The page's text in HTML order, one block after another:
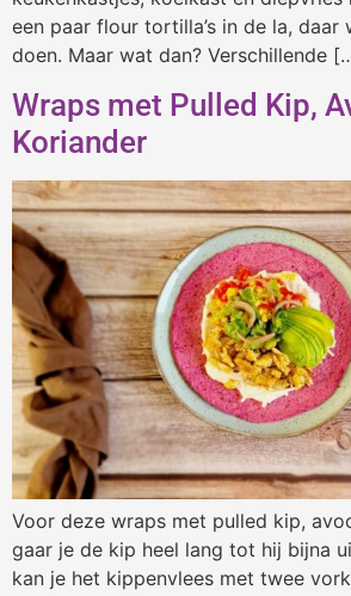
een paar flour tortilla’s in de la, daar
doen. Maar wat dan? Verschillende
Wraps met Pulled Kip,
Koriander
Voor deze wraps met pulled kip,
gaar je de kip heel lang tot hij bijna
kan je het kippenvlees met twee